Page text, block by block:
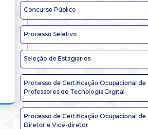
Concurso Público
Processo Seletivo
Seleção de Estágiarios
Processo de Certificação Ocupacional de
Professores de Tecnologia Digital
Processo de Certificação Ocupacional de
Diretor e Vice-diretor